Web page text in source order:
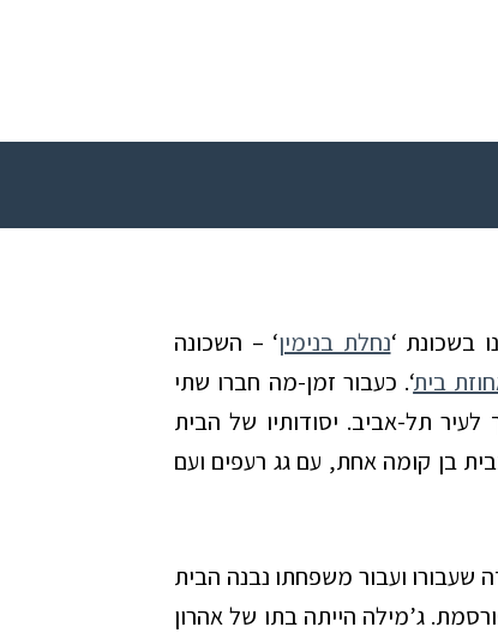
בשכונת ‘נחלת בנימין‘ – השכונה
בית‘. כעבור זמן-מה חברו שתי
תל-אביב. יסודותיו של הבית
1912. תחילה נבנה כבית בן קומה אחת, עם גג רעפים ועם
שעבורו ועבור משפחתו נבנה הבית
ג’מילה הייתה בתו של אהרון